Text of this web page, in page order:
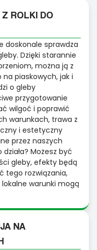
Z ROLKI DO
doskonale sprawdza
Dzięki starannie
można ją z
piaskowych, jak i
o gleby
przygotowanie
wilgoć i poprawić
warunkach, trawa z
i estetyczny
przez naszych
Możesz być
gleby, efekty będą
tego rozwiązania,
warunki mogą
NA